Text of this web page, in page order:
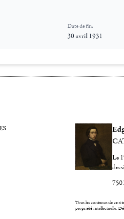
Date de fin:
30 avril 1931
Le 1
Tous les contenus de ce
propriété intellectuelle.